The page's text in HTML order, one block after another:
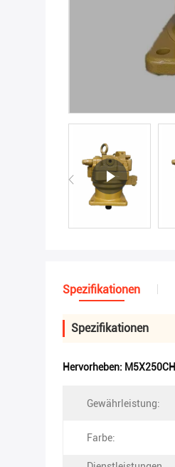
Spezifikationen
Spezifikationen
Hervorheben:
Gewährleistung:
Farbe: